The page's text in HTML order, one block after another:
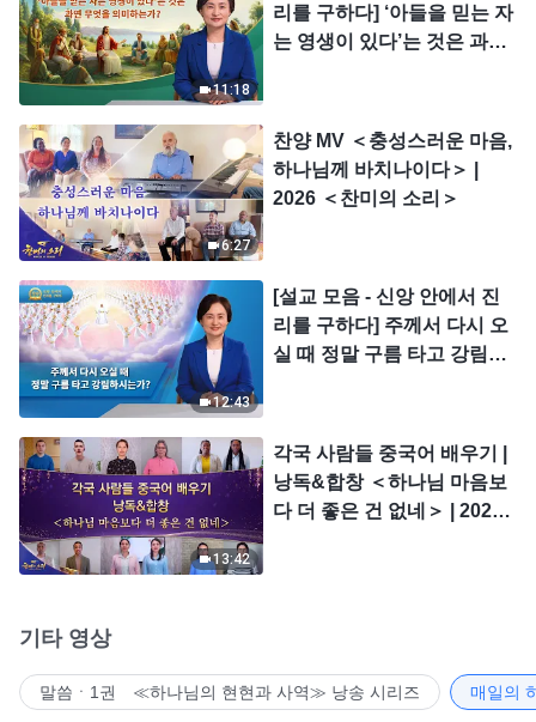
11:18
리를 구하다] ‘아들을 믿는 자
는 영생이 있다’는 것은 과연
6:27
찬양 MV ＜충성스러운 마음,
하나님께 바치나이다＞ |
2026 ＜찬미의 소리＞
12:43
[설교 모음 - 신앙 안에서 진
리를 구하다] 주께서 다시 오
실 때 정말 구름 타고 강림하
13:42
각국 사람들 중국어 배우기 |
낭독&합창 ＜하나님 마음보
다 더 좋은 건 없네＞ | 2026
기타 영상
말씀ㆍ1권 ≪하나님의 현현과 사역≫ 낭송 시리즈 매일의